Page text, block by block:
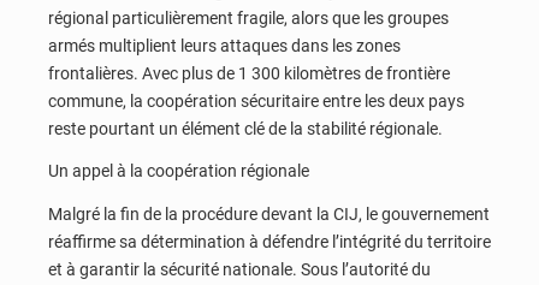
régional particulièrement fragile, alors que les groupes
armés multiplient leurs attaques dans les zones
frontalières. Avec plus de 1 300 kilomètres de frontière
commune, la coopération sécuritaire entre les deux pays
reste pourtant un élément clé de la stabilité régionale.
Un appel à la coopération régionale
Malgré la fin de la procédure devant la CIJ, le gouvernement
réaffirme sa détermination à défendre l’intégrité du territoire
et à garantir la sécurité nationale. Sous l’autorité du